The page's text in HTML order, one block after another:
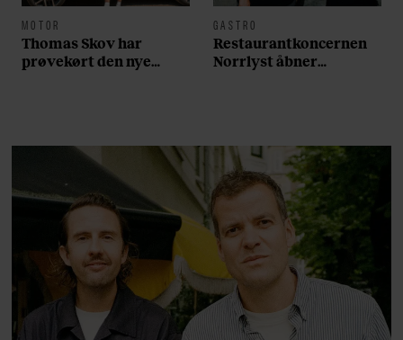
MOTOR
Thomas Skov har
prøvekørt den nye
GASTRO
Restaurantkoncernen
Norrlyst åbner